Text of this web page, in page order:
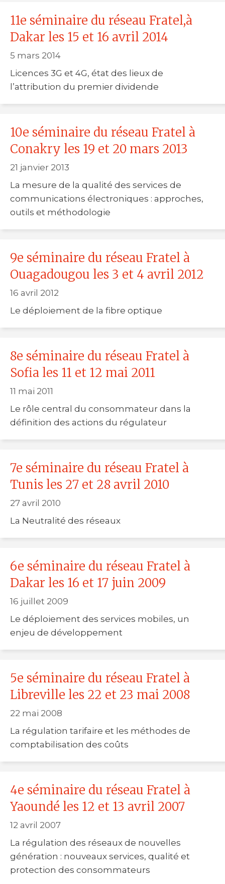
11e séminaire du réseau Fratel,à
Dakar les 15 et 16 avril 2014
5 mars 2014
Licences 3G et 4G, état des lieux de
l’attribution du premier dividende
10e séminaire du réseau Fratel à
Conakry les 19 et 20 mars 2013
21 janvier 2013
La mesure de la qualité des services de
communications électroniques : approches,
outils et méthodologie
9e séminaire du réseau Fratel à
Ouagadougou les 3 et 4 avril 2012
16 avril 2012
Le déploiement de la fibre optique
8e séminaire du réseau Fratel à
Sofia les 11 et 12 mai 2011
11 mai 2011
Le rôle central du consommateur dans la
définition des actions du régulateur
7e séminaire du réseau Fratel à
Tunis les 27 et 28 avril 2010
27 avril 2010
La Neutralité des réseaux
6e séminaire du réseau Fratel à
Dakar les 16 et 17 juin 2009
16 juillet 2009
Le déploiement des services mobiles, un
enjeu de développement
5e séminaire du réseau Fratel à
Libreville les 22 et 23 mai 2008
22 mai 2008
La régulation tarifaire et les méthodes de
comptabilisation des coûts
4e séminaire du réseau Fratel à
Yaoundé les 12 et 13 avril 2007
12 avril 2007
La régulation des réseaux de nouvelles
génération : nouveaux services, qualité et
protection des consommateurs